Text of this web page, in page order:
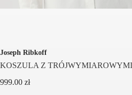
Joseph Ribkoff
KOSZULA Z
999.00 zł